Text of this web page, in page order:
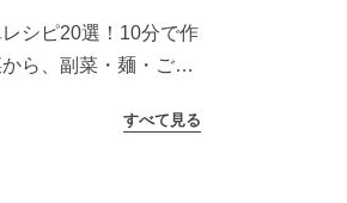
シピ20選！10分で作
ら、副菜・麺・ごは
すべて見る